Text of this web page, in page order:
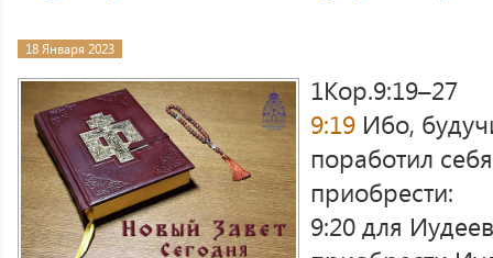
18 Января 2023
1Кор.9:19–27
9:19 Ибо,
поработил
приобрести:
9:20 для